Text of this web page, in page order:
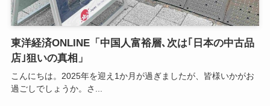
東洋経済ONLINE「中国人富裕層､次は｢日本の中古品
店｣狙いの真相」
こんにちは。2025年を迎え1か月が過ぎましたが、皆様いかがお
過ごしでしょうか。さ...